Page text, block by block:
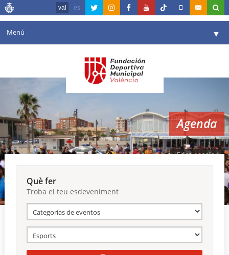
val es
Menú ▼
Agenda
Instal·lacions
Comunicació ▼
València en esport ▼
Reserves
Agenda
Edat escolar
Què fer
Troba el teu esdeveniment